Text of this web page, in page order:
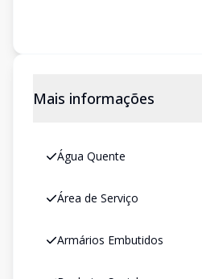
Mais informações
Água Quente
Área de Serviço
Armários Embutidos